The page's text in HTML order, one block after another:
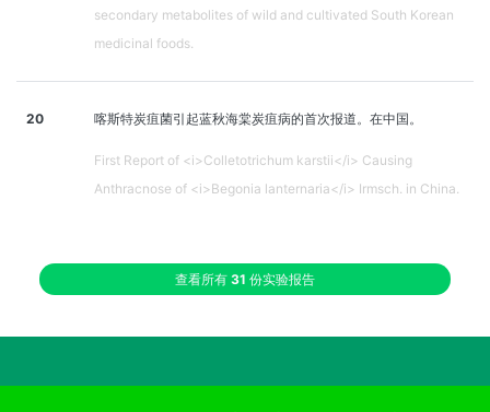
secondary metabolites of wild and cultivated South Korean
medicinal foods.
20 喀斯特炭疽菌引起蓝秋海棠炭疽病的首次报道。在中国。
First Report of <i>Colletotrichum karstii</i> Causing
Anthracnose of <i>Begonia lanternaria</i> Irmsch. in China.
查看所有 31 份实验报告